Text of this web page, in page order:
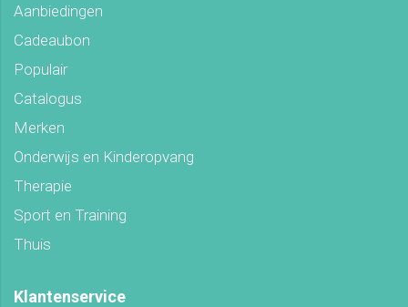
Aanbiedingen
Cadeaubon
Populair
Catalogus
Merken
Onderwijs en Kinderopvang
Therapie
Sport en Training
Thuis
Klantenservice